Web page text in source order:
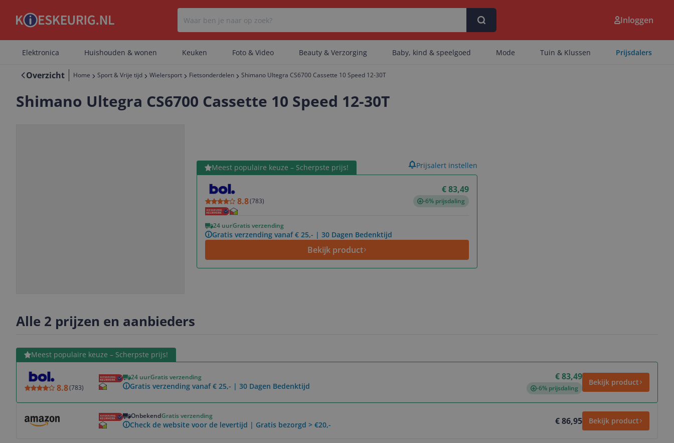
Er zijn geen categorieën gevonden.
Er zijn geen artikelen gevonden.
Inloggen
Elektronica Huishouden & wonen Keuken Foto & Video Beauty & Verzorging Baby, kind & speelgoed Mode Tuin & Klussen Prijsdalers
Overzicht Home Sport & Vrije tijd Wielersport Fietsonderdelen Shimano Ultegra CS6700 Cassette 10 Speed 12-30T
Shimano Ultegra CS6700 Cassette 10 Speed 12-30T
Meest populaire keuze – Scherpste prijs!
€ 83,49
8.8(783) -6% prijsdaling
24 uurGratis verzending
Gratis verzending vanaf € 25,- | 30 Dagen Bedenktijd
Bekijk product
Bekijk product Prijsalert instellen
Alle 2 prijzen en aanbieders
Meest populaire keuze – Scherpste prijs!
8.8(783)
24 uurGratis verzending
Gratis verzending vanaf € 25,- | 30 Dagen Bedenktijd
€ 83,49
-6% prijsdaling
Bekijk product
Bekijk product
OnbekendGratis verzending
Check de website voor de levertijd | Gratis bezorgd > €20,- € 86,95 Bekijk product